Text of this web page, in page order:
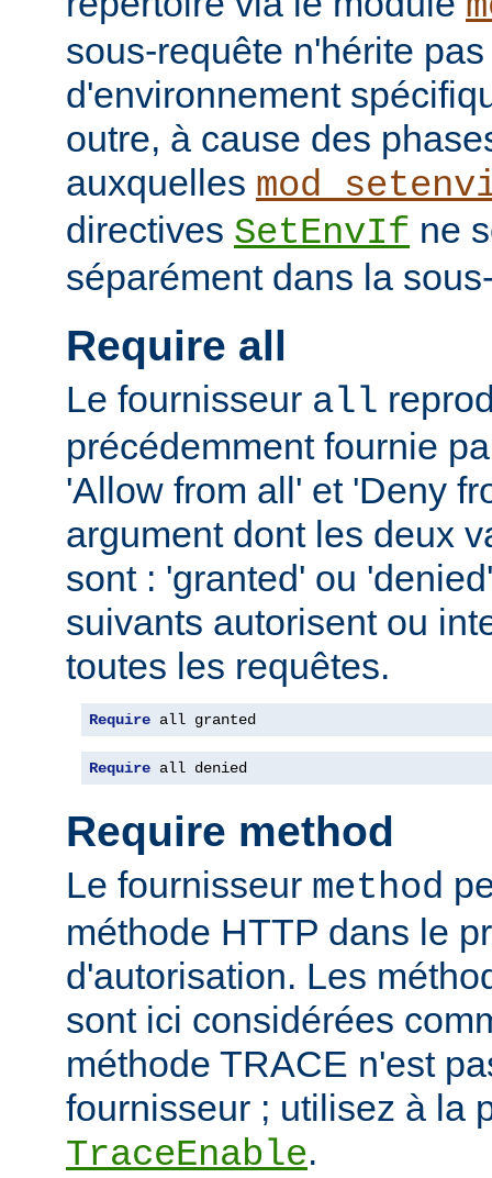
sous-requête n'hérite
d'environnement
outre, à cause des
auxquelles
directives SetEnvIf ne
séparément dans la
Require all
Le fournisseur all
précédemment fournie
'Allow from all' et 'Deny
argument dont les deux
sont : 'granted' ou
suivants autorisent ou
toutes les requêtes.
Require all granted
Require all denied
Require method
Le fournisseur method
méthode HTTP dans le
d'autorisation. Les
sont ici considérées
méthode TRACE n'est
fournisseur ; utilisez à la
TraceEnable.